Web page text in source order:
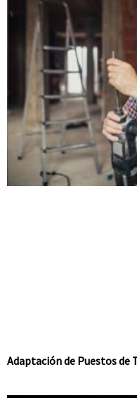
Adaptación de Puestos de